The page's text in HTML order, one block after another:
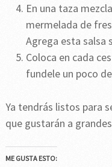
En una taza
mermelada de
Agrega esta salsa
Coloca en cada
fundele un poco
Ya tendrás listos para
que gustarán a
ME GUSTA ESTO: